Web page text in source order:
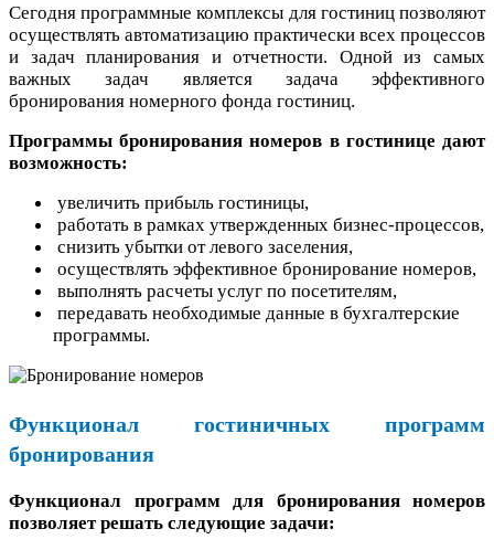
Сегодня программные комплексы для гостиниц позволяют
осуществлять автоматизацию практически всех процессов
и задач планирования и отчетности. Одной из самых
важных задач является задача эффективного
бронирования номерного фонда гостиниц.
Программы бронирования номеров в гостинице дают
возможность:
увеличить прибыль гостиницы,
работать в рамках утвержденных бизнес-процессов,
снизить убытки от левого заселения,
осуществлять эффективное бронирование номеров,
выполнять расчеты услуг по посетителям,
передавать необходимые данные в бухгалтерские
программы.
Функционал гостиничных программ
бронирования
Функционал программ для бронирования номеров
позволяет решать следующие задачи: